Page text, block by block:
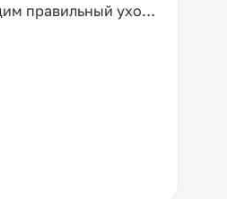
правильный уход.